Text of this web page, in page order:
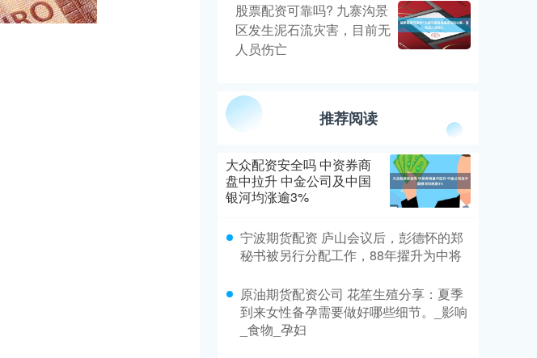
股票配资可靠吗? 九寨沟景
区发生泥石流灾害，目前无
人员伤亡
推荐阅读
大众配资安全吗 中资券商
盘中拉升 中金公司及中国
银河均涨逾3%
宁波期货配资 庐山会议后，彭德怀的郑
秘书被另行分配工作，88年擢升为中将
原油期货配资公司 花笙生殖分享：夏季
到来女性备孕需要做好哪些细节。_影响
_食物_孕妇